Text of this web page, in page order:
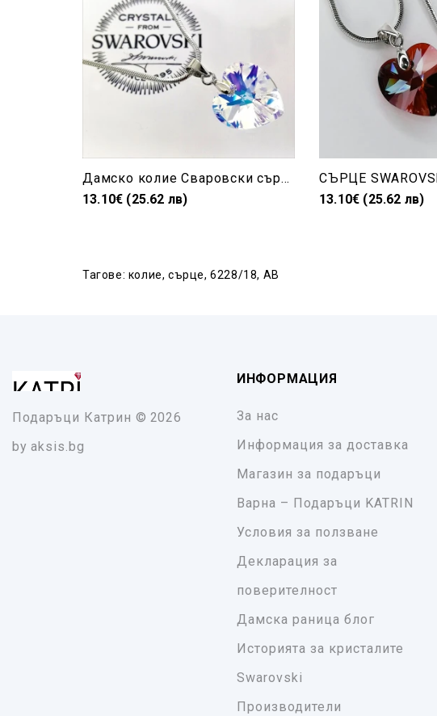
Дамско колие Сваровски сърце бяло с AB ефекти
13.10€ (25.62 лв)
13.10€ (25.62 лв)
Тагове: колие,сърце,6228/18, AB
Подаръци Катрин © 2026
by aksis.bg
ИНФОРМАЦИЯ
За нас
Информация за доставка
Магазин за подаръци
Варна – Подаръци KATRIN
Условия за ползване
Декларация за
поверителност
Дамска раница блог
Историята за кристалите
Swarovski
Производители